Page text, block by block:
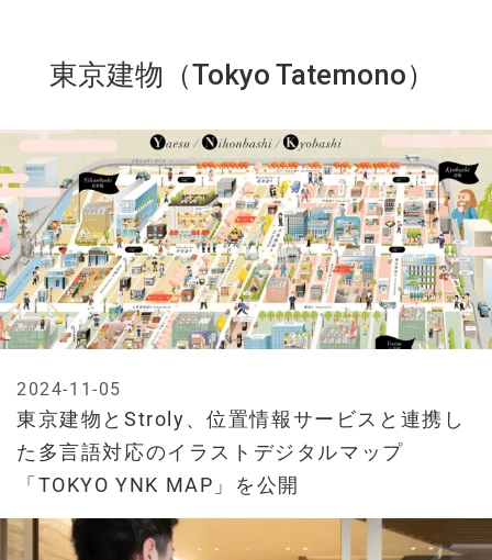
東京建物（Tokyo Tatemono）
東京建物とStroly、位置情報サービスと連携し
た多言語対応のイラストデジタルマップ
「TOKYO YNK MAP」を公開
2024-11-05